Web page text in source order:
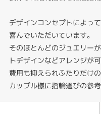
デザインコンセプトによっ
喜んでいただいています。
そのほとんどのジュエリー
トデザインなどアレンジが可
費用も抑えられふたりだけ
カップル様に指輪選びの参